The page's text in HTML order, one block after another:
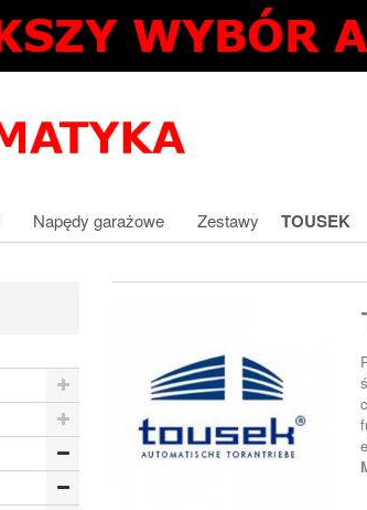
Napędy garażowe Zestawy TOUSEK